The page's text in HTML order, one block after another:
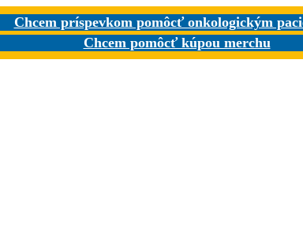
Chcem príspevkom pomôcť onkologickým
Chcem pomôcť kúpou merchu